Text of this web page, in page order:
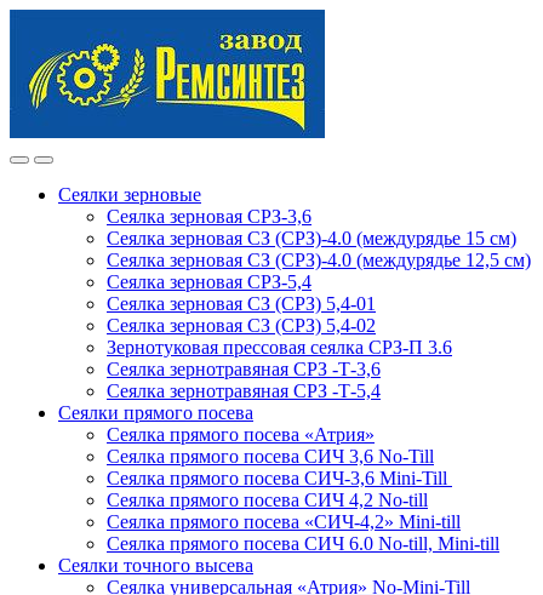
navigation
content
Сеялки зерновые
Сеялка зерновая СРЗ-3,6
Сеялка зерновая СЗ (СРЗ)-4.0 (междурядье 15 см)
Сеялка зерновая СЗ (СРЗ)-4.0 (междурядье 12,5 см)
Сеялка зерновая СРЗ-5,4
Сеялка зерновая СЗ (СРЗ) 5,4-01
Сеялка зерновая СЗ (СРЗ) 5,4-02
Зернотуковая прессовая сеялка СРЗ-П 3.6
Сеялка зернотравяная СРЗ -Т-3,6
Сеялка зернотравяная СРЗ -Т-5,4
Сеялки прямого посева
Сеялка прямого посева «Атрия»
Сеялка прямого посева СИЧ 3,6 No-Till
Сеялка прямого посева СИЧ-3,6 Mini-Till
Сеялка прямого посева СИЧ 4,2 No-till
Сеялка прямого посева «СИЧ-4,2» Mini-till
Сеялка прямого посева СИЧ 6.0 No-till, Mini-till
Сеялки точного высева
Сеялка универсальная «Атрия» No-Mini-Till